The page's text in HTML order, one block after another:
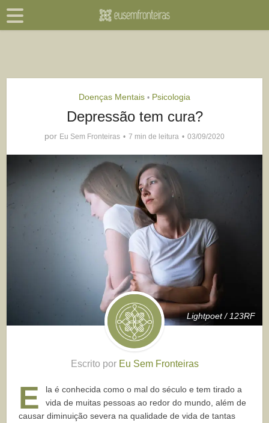
Doenças Mentais • Psicologia
Depressão tem cura?
por Eu Sem Fronteiras 7 min de leitura 03/09/2020
Lightpoet / 123RF
Escrito por Eu Sem Fronteiras
E
la é conhecida como o mal do século e tem tirado a
vida de muitas pessoas ao redor do mundo, além de
causar diminuição severa na qualidade de vida de tantas